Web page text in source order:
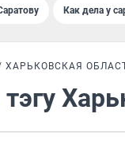
Как дела у
ХАРЬКОВСКАЯ